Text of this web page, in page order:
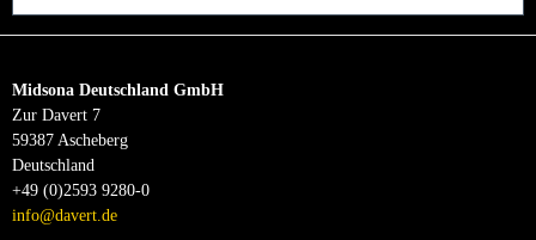
Midsona Deutschland GmbH
Zur Davert 7
59387 Ascheberg
Deutschland
+49 (0)2593 9280-0
info@davert.de